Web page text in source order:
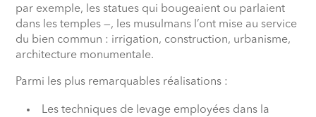
par exemple, les statues qui bougeaient ou parlaient
dans les temples —, les musulmans l’ont mise au service
du bien commun : irrigation, construction, urbanisme,
architecture monumentale.
Parmi les plus remarquables réalisations :
Les techniques de levage employées dans la